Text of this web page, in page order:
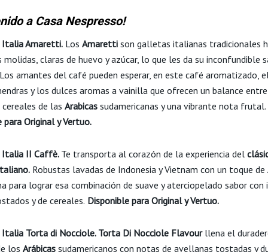
a Casa Nespresso!
Italia Amaretti. Los Amaretti son galletas italianas tradicionales
molidas, claras de huevo y azúcar, lo que les da su inconfundible
amantes del café pueden esperar, en este café aromatizado,
y los dulces aromas a vainilla que ofrecen un balance
de las Arabicas sudamericanas y una vibrante nota frutal.
para Original y Vertuo.
Italia II Caffè. Te transporta al corazón de la experiencia del
Robustas lavadas de Indonesia y Vietnam con un toque de
para lograr esa combinación de suave y aterciopelado sabor con
y de cereales. Disponible para Original y Vertuo.
Italia Torta di Nocciole. Torta Di Nocciole Flavourllena el
los Arábicas sudamericanos con notas de avellanas tostadas y